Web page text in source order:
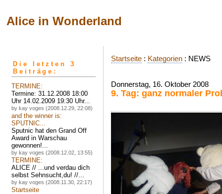
Alice in Wonderland
Die letzten 3
Beiträge:
TERMINE:
Termine: 31.12.2008 18:00
Uhr 14.02.2009 19:30 Uhr...
by kay voges (2008.12.29, 22:08)
and the winner is:
SPUTNIC...
Sputnic hat den Grand Off
Award in Warschau
gewonnen!...
by kay voges (2008.12.02, 13:55)
TERMINE:
ALICE // ...und verdau dich
selbst Sehnsucht,du! //...
by kay voges (2008.11.30, 22:17)
Startseite
Startseite : Kategorien : NEWS
Donnerstag, 16. Oktober 2008
9. Tag: ganz normaler